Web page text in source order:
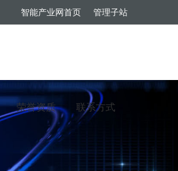
智能产业网首页 管理子站
荣誉资质 联系方式